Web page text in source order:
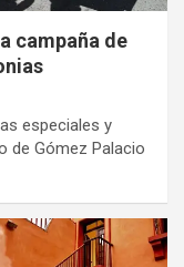
campaña de
especiales y
de Gómez Palacio